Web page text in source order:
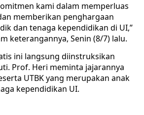
kami dalam memperluas
memberikan penghargaan
dan tenaga kependidikan di UI,”
keterangannya, Senin (8/7) lalu.
ini langsung diinstruksikan
Prof. Heri meminta jajarannya
UTBK yang merupakan anak
kependidikan UI.